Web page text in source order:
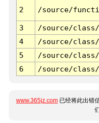
2 /source/
3 /source/
4
/source/
5
/source/
6
/source/
www.365jz.com 已经将此出错